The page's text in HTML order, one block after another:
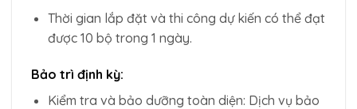
Thời gian lắp đặt và thi công dự kiến có thể đạt
được 10 bộ trong 1 ngày.
Bảo trì định kỳ:
Kiểm tra và bảo dưỡng toàn diện: Dịch vụ bảo